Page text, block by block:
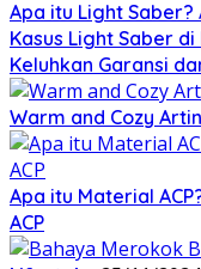
Apa itu Light
Kasus Light Saber
Keluhkan Garansi
Warm and Cozy
Apa itu Material
ACP